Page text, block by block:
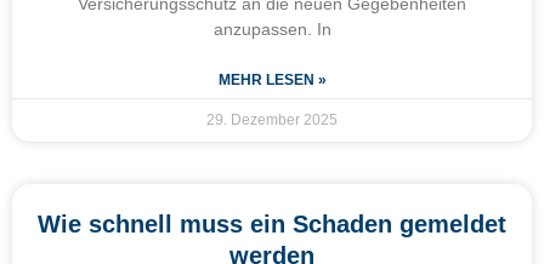
anzupassen. In
MEHR LESEN »
29. Dezember 2025
Wie schnell muss ein Schaden gemeldet
werden